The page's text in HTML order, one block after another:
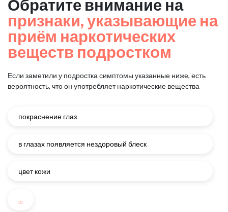
Обратите внимание на
признаки, указывающие на
приём наркотических
веществ подростком
Если заметили у подростка симптомы указанные ниже, есть
вероятность, что он употребляет наркотические вещества
покраснение глаз
в глазах появляется нездоровый блеск
цвет кожи
...